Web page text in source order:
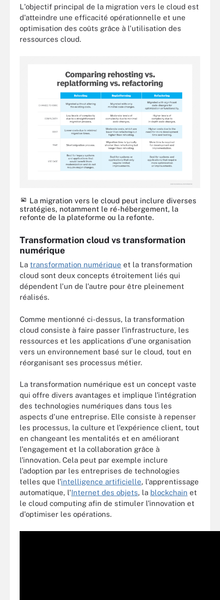
L'objectif principal de la migration vers le cloud est
d'atteindre une efficacité opérationnelle et une
optimisation des coûts grâce à l'utilisation des
ressources cloud.
La migration vers le cloud peut inclure diverses
stratégies, notamment le ré-hébergement, la
refonte de la plateforme ou la refonte.
Transformation cloud vs transformation
numérique
La transformation numérique et la transformation
cloud sont deux concepts étroitement liés qui
dépendent l'un de l'autre pour être pleinement
réalisés.
Comme mentionné ci-dessus, la transformation
cloud consiste à faire passer l'infrastructure, les
ressources et les applications d'une organisation
vers un environnement basé sur le cloud, tout en
réorganisant ses processus métier.
La transformation numérique est un concept vaste
qui offre divers avantages et implique l'intégration
des technologies numériques dans tous les
aspects d'une entreprise. Elle consiste à repenser
les processus, la culture et l'expérience client, tout
en changeant les mentalités et en améliorant
l'engagement et la collaboration grâce à
l'innovation. Cela peut par exemple inclure
l'adoption par les entreprises de technologies
telles que l'intelligence artificielle, l'apprentissage
automatique, l'Internet des objets, la blockchain et
le cloud computing afin de stimuler l'innovation et
d'optimiser les opérations.